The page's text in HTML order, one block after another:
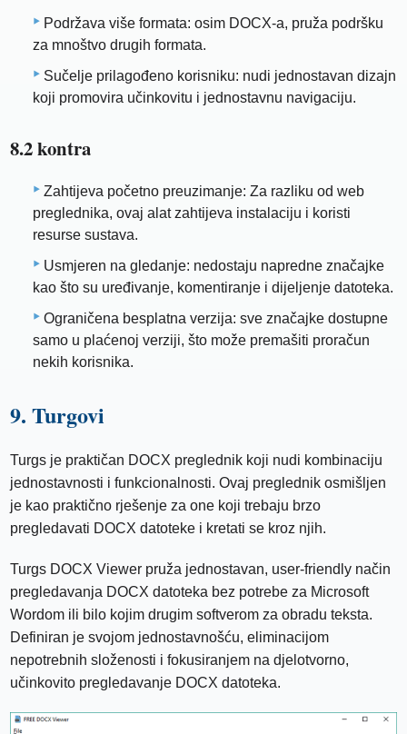
Podržava više formata: osim DOCX-a, pruža podršku
za mnoštvo drugih formata.
Sučelje prilagođeno korisniku: nudi jednostavan dizajn
koji promovira učinkovitu i jednostavnu navigaciju.
8.2 kontra
Zahtijeva početno preuzimanje: Za razliku od web
preglednika, ovaj alat zahtijeva instalaciju i koristi
resurse sustava.
Usmjeren na gledanje: nedostaju napredne značajke
kao što su uređivanje, komentiranje i dijeljenje datoteka.
Ograničena besplatna verzija: sve značajke dostupne
samo u plaćenoj verziji, što može premašiti proračun
nekih korisnika.
9. Turgovi
Turgs je praktičan DOCX preglednik koji nudi kombinaciju
jednostavnosti i funkcionalnosti. Ovaj preglednik osmišljen
je kao praktično rješenje za one koji trebaju brzo
pregledavati DOCX datoteke i kretati se kroz njih.
Turgs DOCX Viewer pruža jednostavan, user-friendly način
pregledavanja DOCX datoteka bez potrebe za Microsoft
Wordom ili bilo kojim drugim softverom za obradu teksta.
Definiran je svojom jednostavnošću, eliminacijom
nepotrebnih složenosti i fokusiranjem na djelotvorno,
učinkovito pregledavanje DOCX datoteka.